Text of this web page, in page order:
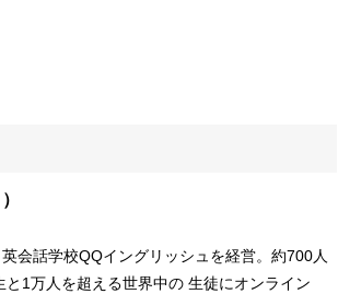
会話学校QQイングリッシュを経営。約700人
1万人を超える世界中の 生徒にオンライン